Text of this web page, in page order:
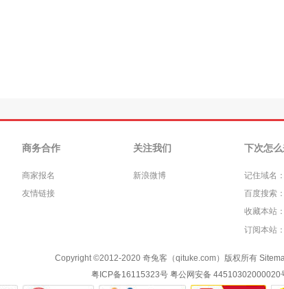
商务合作
商家报名
友情链接
关注我们
新浪微博
下次怎么
记住域名：
百度搜索：
收藏本站：
订阅本站：
Copyright ©2012-2020 奇兔客（qituke.com）版权所有
粤ICP备16115323号 粤公网安备 44510302000020